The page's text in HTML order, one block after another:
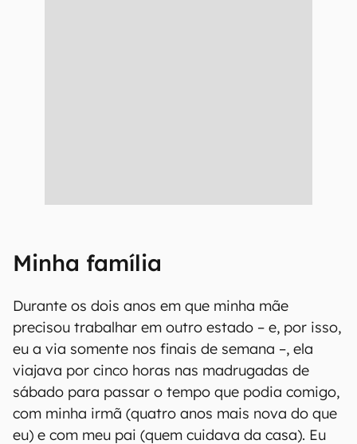
Minha família
Durante os dois anos em que minha mãe
precisou trabalhar em outro estado – e, por isso,
eu a via somente nos finais de semana –, ela
viajava por cinco horas nas madrugadas de
sábado para passar o tempo que podia comigo,
com minha irmã (quatro anos mais nova do que
eu) e com meu pai (quem cuidava da casa). Eu